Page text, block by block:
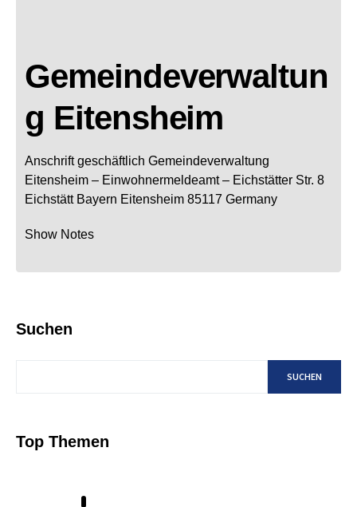
Gemeindeverwaltun
g Eitensheim
Anschrift geschäftlich Gemeindeverwaltung
Eitensheim – Einwohnermeldeamt – Eichstätter Str. 8
Eichstätt Bayern Eitensheim 85117 Germany
Show Notes
Suchen
SUCHEN
Top Themen